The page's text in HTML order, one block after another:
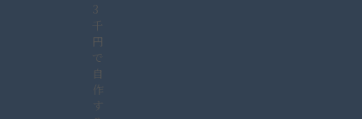
3
千
円
で
自
作
す